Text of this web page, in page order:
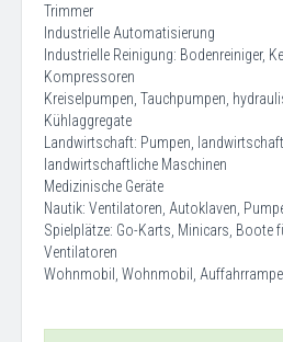
Trimmer
Industrielle Automatisierung
Industrielle Reinigung: Bodenreiniger,
Kompressoren
Kreiselpumpen, Tauchpumpen,
Kühlaggregate
Landwirtschaft: Pumpen,
landwirtschaftliche Maschinen
Medizinische Geräte
Nautik: Ventilatoren, Autoklaven,
Spielplätze: Go-Karts, Minicars, Boote
Ventilatoren
Wohnmobil, Wohnmobil,